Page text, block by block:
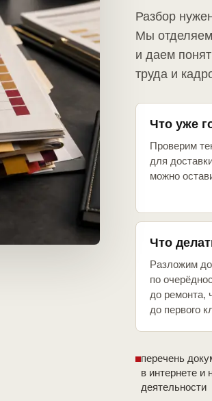
Разбор
Мы
и даем
труда и
Что уже
Проверим
для
можно
Что
Разложим
по
до ремонта,
до первого
перечень
в интернете и
деятельности